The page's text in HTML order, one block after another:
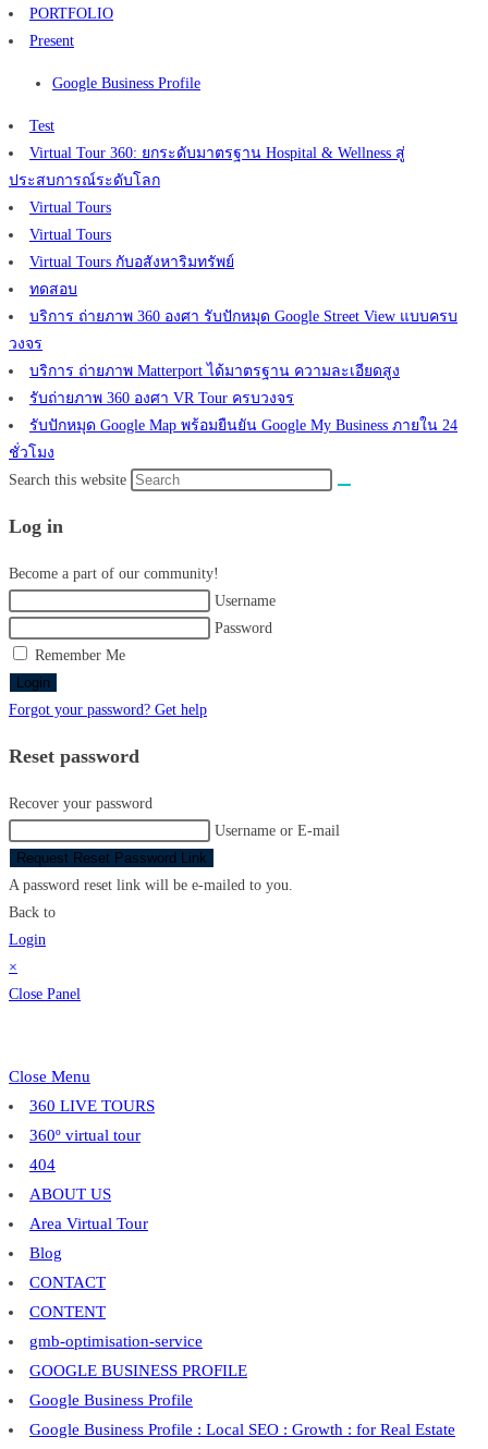
PORTFOLIO
Present
Google Business Profile
Test
Virtual Tour 360: ยกระดับมาตรฐาน Hospital & Wellness สู่
ประสบการณ์ระดับโลก
Virtual Tours
Virtual Tours
Virtual Tours กับอสังหาริมทรัพย์
ทดสอบ
บริการ ถ่ายภาพ 360 องศา รับปักหมุด Google Street View แบบครบ
วงจร
บริการ ถ่ายภาพ Matterport ได้มาตรฐาน ความละเอียดสูง
รับถ่ายภาพ 360 องศา VR Tour ครบวงจร
รับปักหมุด Google Map พร้อมยืนยัน Google My Business ภายใน 24
ชั่วโมง
Search this website
Log in
Become a part of our community!
Username
Password
Remember Me
Login
Forgot your password? Get help
Reset password
Recover your password
Username or E-mail
Request Reset Password Link
A password reset link will be e-mailed to you.
Back to
Login
×
Close Panel
Close Menu
360 LIVE TOURS
360º virtual tour
404
ABOUT US
Area Virtual Tour
Blog
CONTACT
CONTENT
gmb-optimisation-service
GOOGLE BUSINESS PROFILE
Google Business Profile
Google Business Profile : Local SEO : Growth : for Real Estate